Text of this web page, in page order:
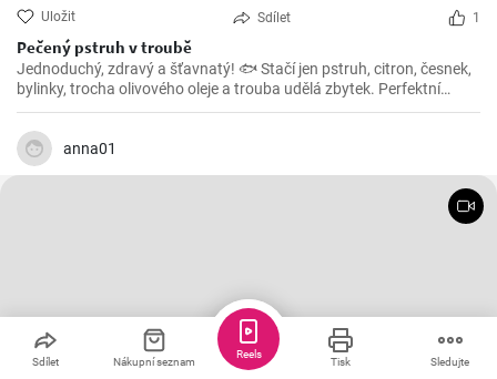
Uložit Sdílet 1
Pečený pstruh v troubě
Jednoduchý, zdravý a šťavnatý! 🐟 Stačí jen pstruh, citron, česnek,
bylinky, trocha olivového oleje a trouba udělá zbytek. Perfektní
večeře do 30 minut! 🕒👌
anna01
Sdílet Nákupní seznam Tisk Sledujte
Reels